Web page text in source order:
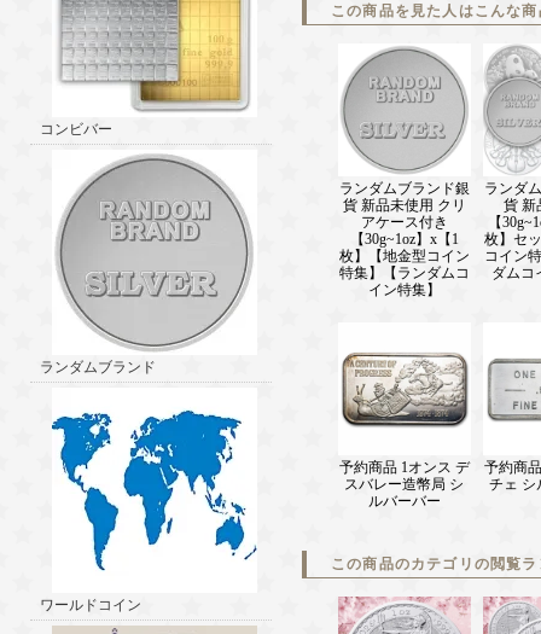
コンビバー
ランダムブランド
ワールドコイン
この商品を見た人はこんな
ランダムブランド銀
貨 新品未使用 クリ
アケース付き
【30g~1oz】x【1
枚】【地金型コイン
特集】【ランダムコ
イン特集】
ランダ
貨 新
【
枚】セ
コイン
ダムコ
予約商品 1オンス デ
スバレー造幣局 シ
ルバーバー
予約商
チェ シ
この商品のカテゴリの閲覧